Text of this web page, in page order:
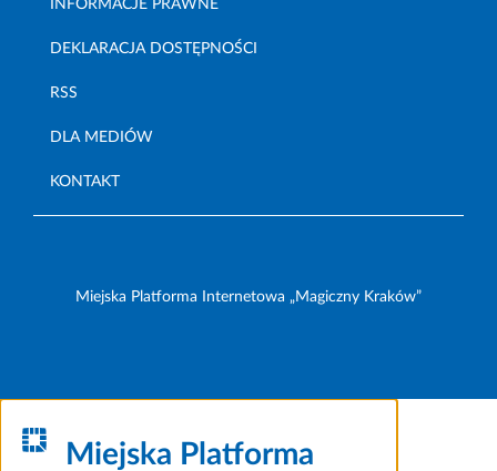
INFORMACJE PRAWNE
DEKLARACJA DOSTĘPNOŚCI
RSS
DLA MEDIÓW
KONTAKT
Miejska Platforma Internetowa „Magiczny Kraków”
Miejska Platforma